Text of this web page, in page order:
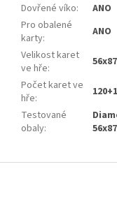
Dovřené víko:
ANO
Pro obalené
karty:
ANO
Velikost karet
ve hře:
Počet karet ve
hře:
Testované
obaly: